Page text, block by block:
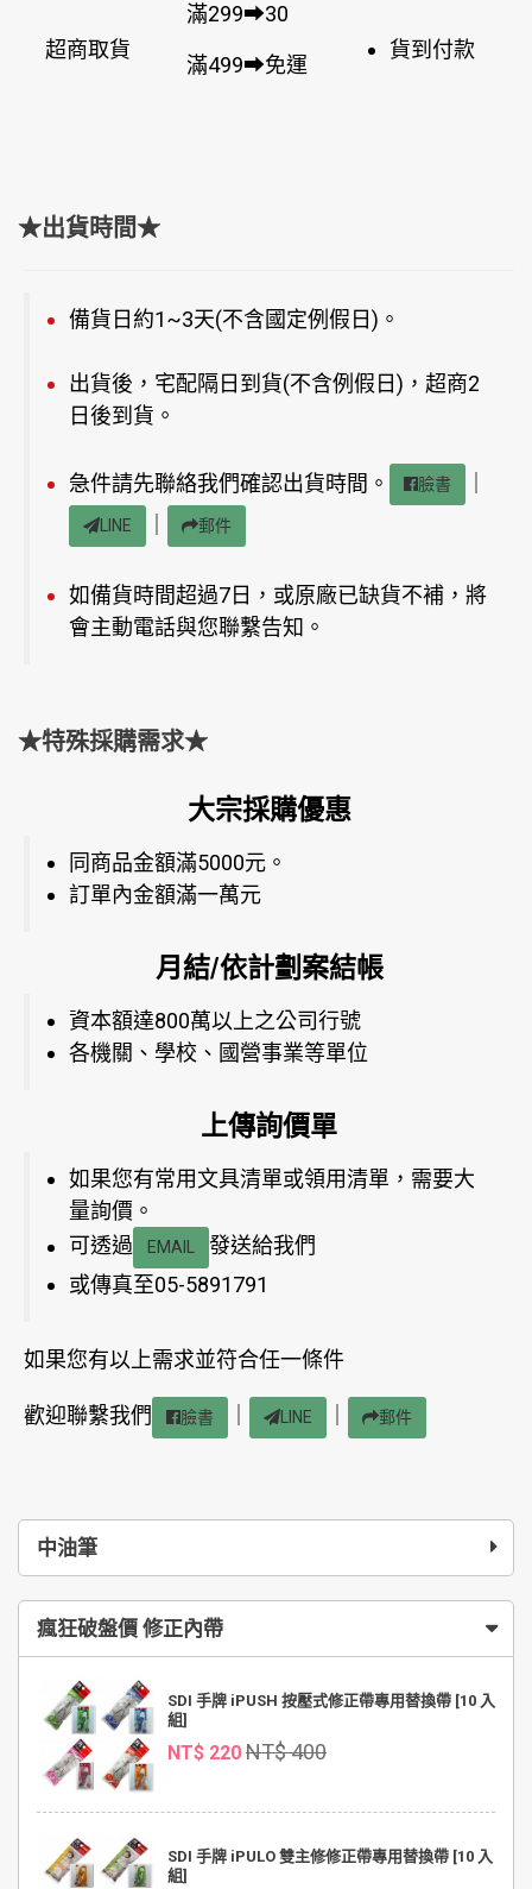
中油筆
瘋狂破盤價 修正內帶
SDI 手牌 iPUSH 按壓式修正帶專用替換帶 [10 入
組]
NT$ 220 NT$ 400
SDI 手牌 iPULO 雙主修修正帶專用替換帶 [10 入
組]
超商取貨
滿299➡30
滿499➡免運
貨到付款
★出貨時間★
備貨日約1~3天(不含國定例假日)。
出貨後，宅配隔日到貨(不含例假日)，超商2
日後到貨。
急件請先聯絡我們確認出貨時間。 臉書
LINE 郵件
如備貨時間超過7日，或原廠已缺貨不補，將
會主動電話與您聯繫告知。
★特殊採購需求★
大宗採購優惠
同商品金額滿5000元。
訂單內金額滿一萬元
月結/依計劃案結帳
資本額達800萬以上之公司行號
各機關、學校、國營事業等單位
上傳詢價單
如果您有常用文具清單或領用清單，需要大
量詢價。
可透過
EMAIL
發送給我們
或傳真至05-5891791
如果您有以上需求並符合任一條件
歡迎聯繫我們 臉書 LINE 郵件